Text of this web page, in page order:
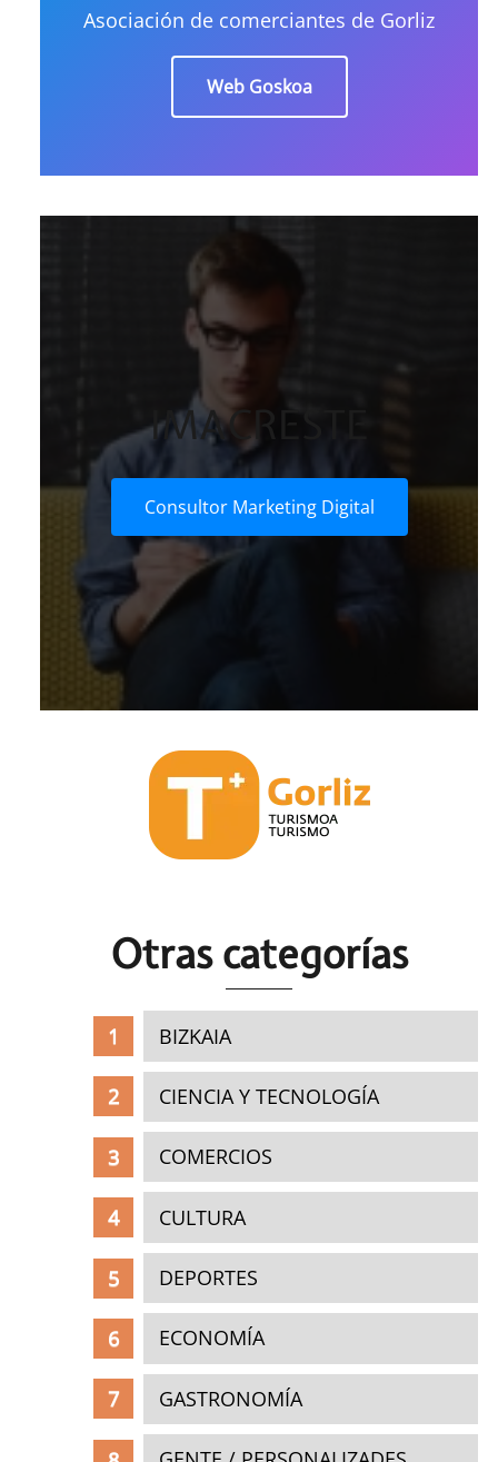
Asociación de comerciantes de Gorliz
Web Goskoa
IMACRESTE
Consultor Marketing Digital
Otras categorías
BIZKAIA
CIENCIA Y TECNOLOGÍA
COMERCIOS
CULTURA
DEPORTES
ECONOMÍA
GASTRONOMÍA